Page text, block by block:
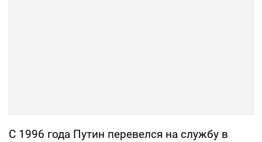
С 1996 года Путин перевелся на службу в